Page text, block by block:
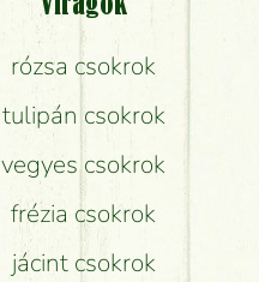
Mit
Hogy
Virágok
rózsa csokrok
tulipán csokrok
vegyes csokrok
frézia csokrok
jácint csokrok